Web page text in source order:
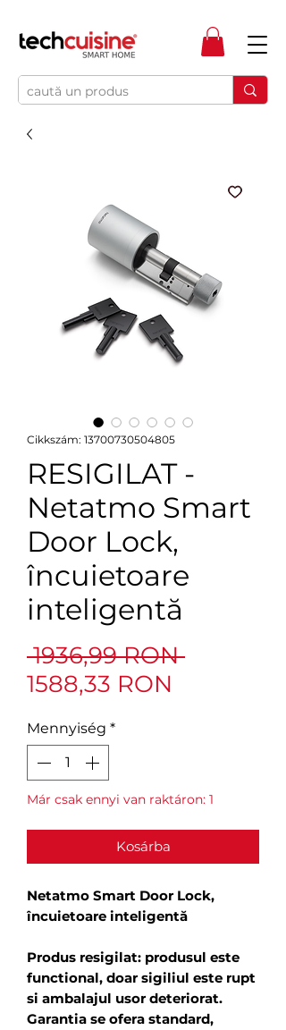
Cikkszám: 13700730504805
RESIGILAT -
Netatmo Smart
Door Lock,
încuietoare
inteligentă
1936,99 RON Szokásos
1588,33 RON
Mennyiség *
Már csak ennyi van raktáron: 1
Kosárba
Netatmo Smart Door Lock,
încuietoare inteligentă
Produs resigilat: produsul este
functional, doar sigiliul este rupt
si ambalajul usor deteriorat.
Garantia se ofera standard,